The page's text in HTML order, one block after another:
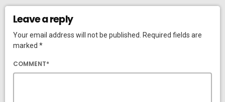
Leave a reply
Your email address will not be published. Required fields are
marked *
COMMENT*